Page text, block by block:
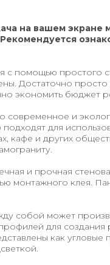
на вашем экране
с помощью простого
Достаточно
экономить бюджет
современное и
для
кафе и других
и прочная
монтажного клея.
собой может
для создания
как угловые